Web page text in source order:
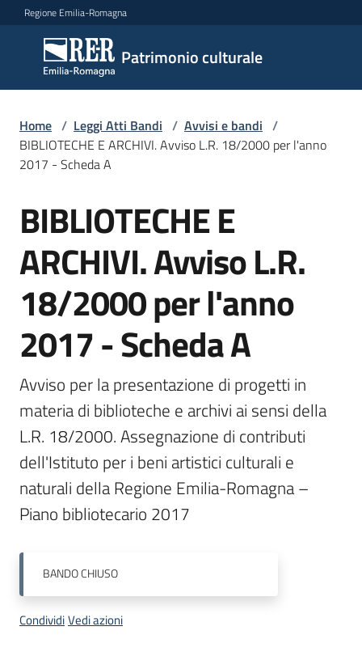
Vai al contenuto
Vai alla navigazione
Vai al footer
Regione Emilia-Romagna
Patrimonio culturale
Patrimonio
culturale
Argomenti
Novità
Servizi
Leggi
Atti
Bandi
Menu selezionato
Programmi
Progetti
Giuseppe
Guglielmi
Home / Leggi Atti Bandi / Avvisi e bandi /
BIBLIOTECHE E ARCHIVI. Avviso L.R. 18/2000 per l'anno
2017 - Scheda A
Salta al contenuto
BIBLIOTECHE E
ARCHIVI. Avviso L.R.
18/2000 per l'anno
2017 - Scheda A
Avviso per la presentazione di progetti in
materia di biblioteche e archivi ai sensi della
L.R. 18/2000. Assegnazione di contributi
dell'Istituto per i beni artistici culturali e
naturali della Regione Emilia-Romagna –
Piano bibliotecario 2017
BANDOCHIUSO
CondividiVedi azioni